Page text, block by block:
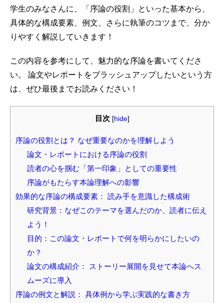
学生のみなさんに、「序論の役割」といった基本から、
具体的な構成要素、例文、さらに執筆のコツまで、分か
りやすく解説していきます！
この内容を参考にして、魅力的な序論を書いてくださ
い。 論文やレポートをブラッシュアップしたいという方
は、ぜひ最後までお読みください！
目次 [hide]
序論の役割とは？ なぜ重要なのかを理解しよう
論文・レポートにおける序論の役割
読者の心を掴む「第一印象」としての重要性
序論がもたらす本論理解への影響
効果的な序論の構成要素： 読み手を意識した構成術
研究背景：なぜこのテーマを選んだのか、読者に伝え
よう！
目的：この論文・レポートで何を明らかにしたいの
か？
論文の構成紹介： ストーリー展開を見せて本論へス
ムーズに導入
序論の例文と解説： 具体例から学ぶ実践的な書き方